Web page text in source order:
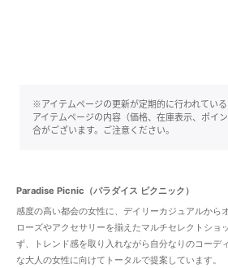
※アイテムページの更新が定期的に行われてい
アイテムページの内容（価格、在庫表示、ポイ
合がございます。ご注意ください。
Paradise Picnic（パラダイス ピクニック）
感度の高い都会の女性に、デイリーカジュアルから
ローズやアクセサリーを揃えたマルチセレクトショ
ず、トレンド感を取り入れながら自分なりのコーデ
な大人の女性に向けてトータルで提案しています。